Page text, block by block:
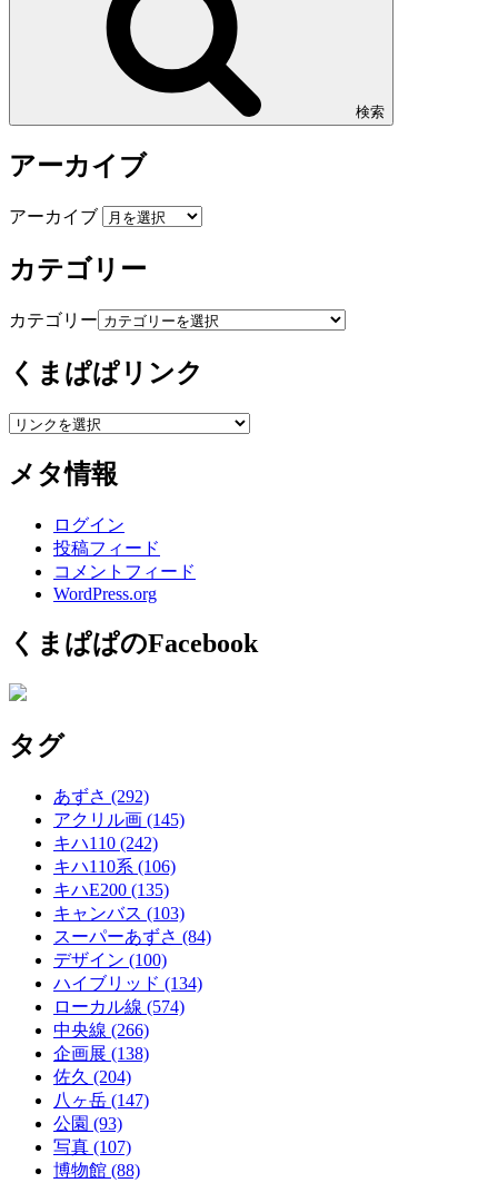
検索
アーカイブ
アーカイブ
カテゴリー
カテゴリー
くまぱぱリンク
メタ情報
ログイン
投稿フィード
コメントフィード
WordPress.org
くまぱぱのFacebook
タグ
あずさ (292)
アクリル画 (145)
キハ110 (242)
キハ110系 (106)
キハE200 (135)
キャンバス (103)
スーパーあずさ (84)
デザイン (100)
ハイブリッド (134)
ローカル線 (574)
中央線 (266)
企画展 (138)
佐久 (204)
八ヶ岳 (147)
公園 (93)
写真 (107)
博物館 (88)